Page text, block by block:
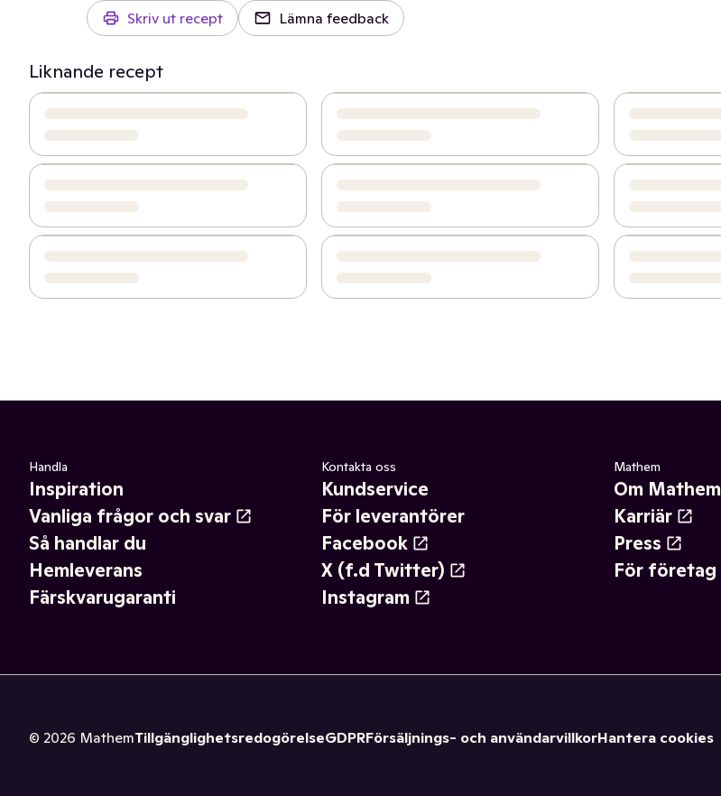
Skriv ut recept Lämna feedback
Liknande recept
Handla
Inspiration
Vanliga frågor och svar
Så handlar du
Hemleverans
Färskvarugaranti
Kontakta oss
Kundservice
För leverantörer
Facebook
X (f.d Twitter)
Instagram
Mathem
Om Mathem
Karriär
Press
För företag
© 2026 MathemTillgänglighetsredogörelseGDPRFörsäljnings- och användarvillkorHantera cookies